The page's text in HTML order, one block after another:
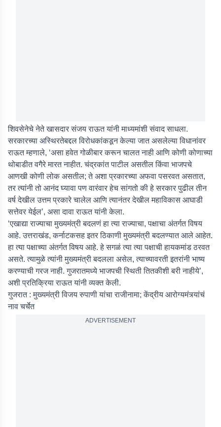
शिवसेनेचे नेते खासदार संजय राऊत यांनी माध्यमांशी संवाद साधला.
सरकारच्या अस्थिरतेबद्दल विरोधकांकडून केल्या जात असलेल्या विधानांवर
राऊत म्हणाले, ‘असा हवेत गोळीबार करून चालत नाही आणि कोणी कोणाच्या
थोबाडीत वगैरे मारत नाहीत. चंद्रकांत पाटील असतील किंवा भाजपचे
आणखी कोणी लोक असतील; ते अशा प्रकारच्या अफवा पसरवत असतात,
तर त्यांनी तो आनंद घ्यावा पण वारंवार हेच सांगतो की हे सरकार पुढील तीन
वर्ष देखील उत्तम प्रकारे चालेल आणि त्यानंतर देखील महाविकास आघाडी
सत्तेवर येईल’, असा दावा राऊत यांनी केला.
‘एखाद्या राज्याचा मुख्यमंत्री बदलणं हा त्या राज्याचा, पक्षाचा अंतर्गत विषय
आहे. उत्तराखंड, कर्नाटकसह इतर ठिकाणी मुख्यमंत्री बदलण्यात आले आहेत.
हा त्या पक्षाच्या अंतर्गत विषय आहे. हे सगळं त्या त्या पक्षाची हायकमांड ठरवत
असते. त्यामुळे त्यांनी मुख्यमंत्री बदलला असेल, त्याच्यावरती इतरांनी भाष्य
करण्याची गरज नाही. गुजरातमध्ये भाजपची स्थिती तितकीशी बरी नाहीये’,
अशी प्रतिक्रिया राऊत यांनी व्यक्त केली.
गुजरात : मुख्यमंत्री विजय रुपाणी यांचा राजीनामा; केंद्रीय आरोग्यमंत्र्यांचं
नाव चर्चेत
ADVERTISEMENT